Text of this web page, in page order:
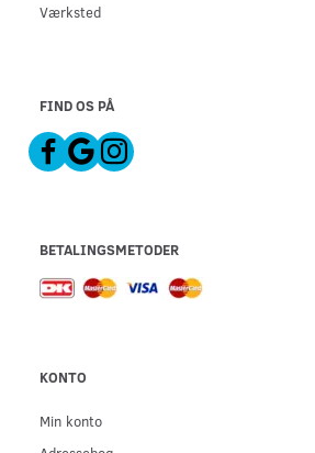
Værksted
FIND OS PÅ
BETALINGSMETODER
KONTO
Min konto